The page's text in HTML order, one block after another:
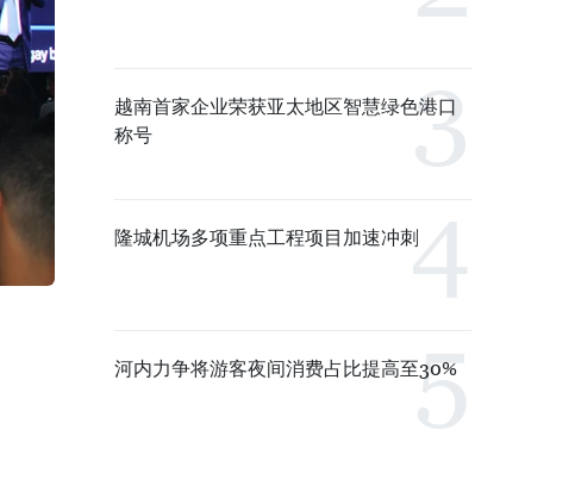
越南首家企业荣获亚太地区智慧绿色港口
称号
隆城机场多项重点工程项目加速冲刺
河内力争将游客夜间消费占比提高至30%